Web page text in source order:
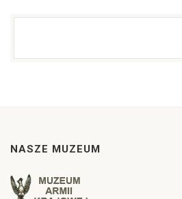
NASZE MUZEUM